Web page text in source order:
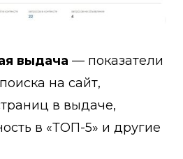
выдача — показатели
на сайт,
в выдаче,
в «ТОП-5» и другие